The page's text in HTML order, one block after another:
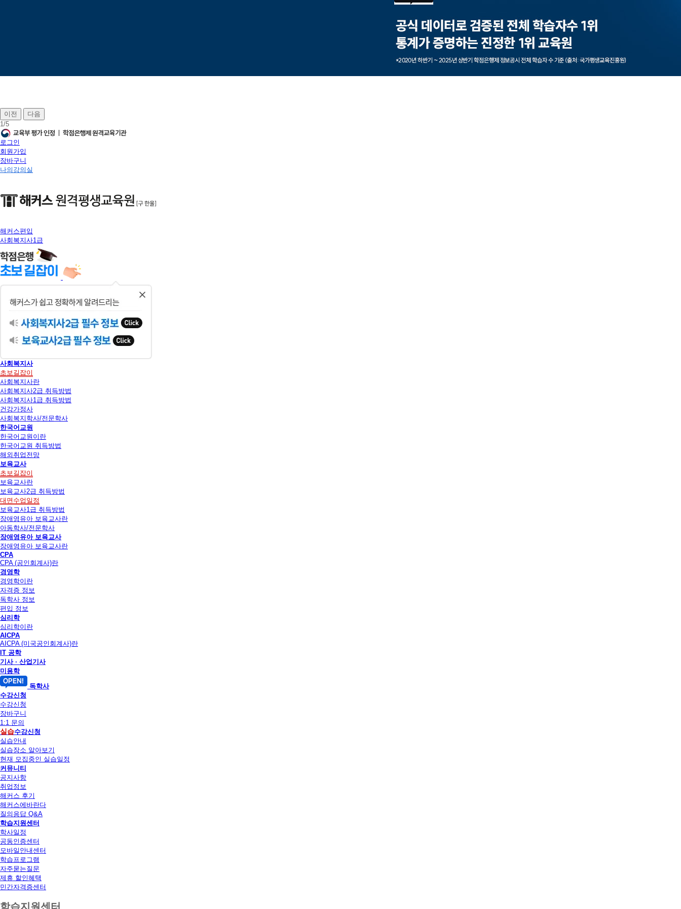
이전
다음
1/5
로그인
회원가입
장바구니
나의강의실
해커스편입
사회복지사1급
사회복지사
초보길잡이
사회복지사란
사회복지사2급 취득방법
사회복지사1급 취득방법
건강가정사
사회복지학사/전문학사
한국어교원
한국어교원이란
한국어교원 취득방법
해외취업전망
보육교사
초보길잡이
보육교사란
보육교사2급 취득방법
대면수업일정
보육교사1급 취득방법
장애영유아 보육교사란
아동학사/전문학사
장애영유아 보육교사
장애영유아 보육교사란
CPA
CPA (공인회계사)란
경영학
경영학이란
자격증 정보
독학사 정보
편입 정보
심리학
심리학이란
AICPA
AICPA (미국공인회계사)란
IT 공학
기사 · 산업기사
미용학
독학사
수강신청
수강신청
장바구니
1:1 문의
실습수강신청
실습안내
실습장소 알아보기
현재 모집중인 실습일정
커뮤니티
공지사항
취업정보
해커스 후기
해커스에바란다
질의응답 Q&A
학습지원센터
학사일정
공동인증센터
모바일안내센터
학습프로그램
자주묻는질문
제휴 할인혜택
민간자격증센터
학습지원센터